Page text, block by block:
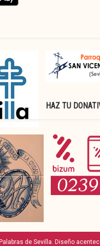
HAZ TU
de Sevilla. Diseño